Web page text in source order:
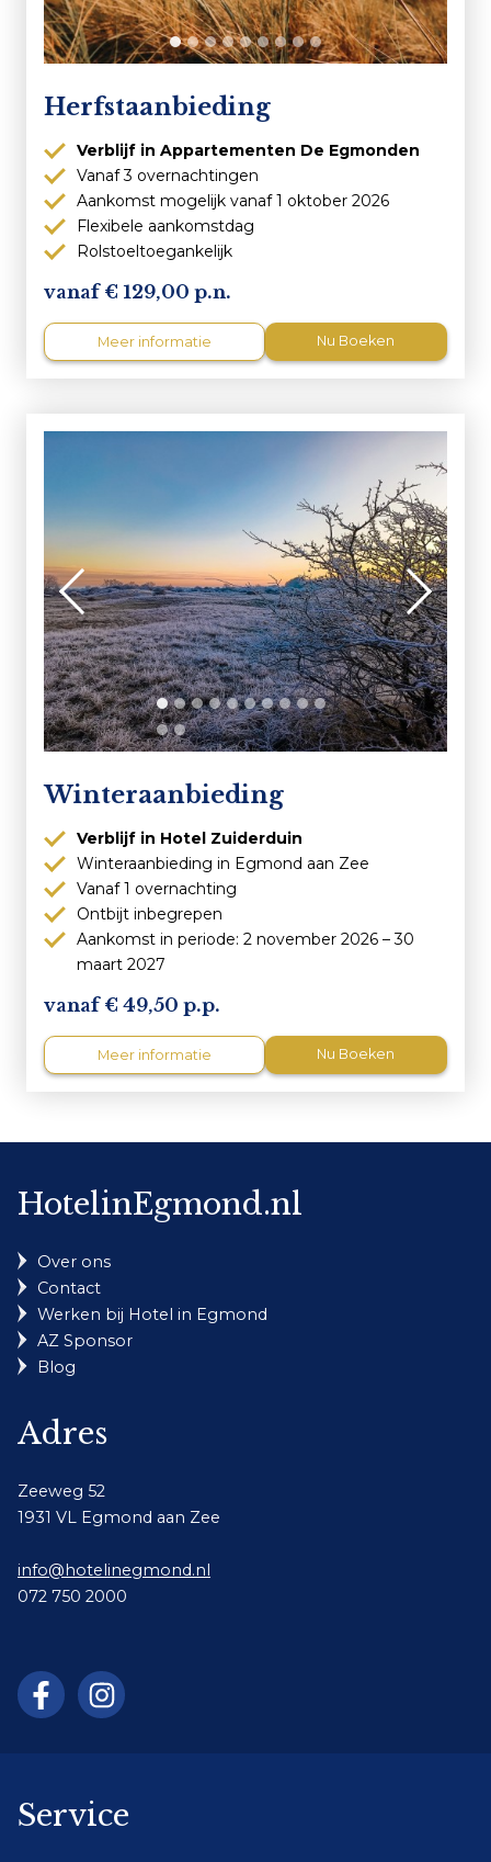
Herfstaanbieding
Verblijf in Appartementen De Egmonden
Vanaf 3 overnachtingen
Aankomst mogelijk vanaf 1 oktober 2026
Flexibele aankomstdag
Rolstoeltoegankelijk
129,00 p.n.
Meer informatie Nu Boeken
Winteraanbieding
Verblijf in Hotel Zuiderduin
Winteraanbieding in Egmond aan Zee
Vanaf 1 overnachting
Ontbijt inbegrepen
Aankomst in periode: 2 november 2026 – 30
maart 2027
49,50 p.p.
Meer informatie Nu Boeken
HotelinEgmond.nl
Over ons
Contact
Werken bij Hotel in Egmond
AZ Sponsor
Blog
Adres
Zeeweg 52
1931 VL Egmond aan Zee
info@hotelinegmond.nl
072 750 2000
Service